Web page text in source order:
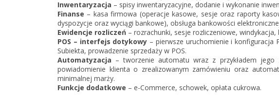
Inwentaryzacja – spisy inwentaryzacyjne, dodanie i wykonanie
Finanse – kasa firmowa (operacje kasowe, sesje oraz raporty
dyspozycje oraz wyciągi bankowe), obsługa bankowości
Ewidencje rozliczeń – rozrachunki, sesje rozliczeniowe, windykacja,
POS – interfejs dotykowy – pierwsze uruchomienie i konfiguracja
Subiekta, prowadzenie sprzedaży w POS.
Automatyzacja – tworzenie automatu wraz z przykładem jego
powiadomienie klienta o zrealizowanym zamówieniu oraz
minimalnej marży.
Funkcje dodatkowe – e-Commerce, schowek, opłata cukrowa.